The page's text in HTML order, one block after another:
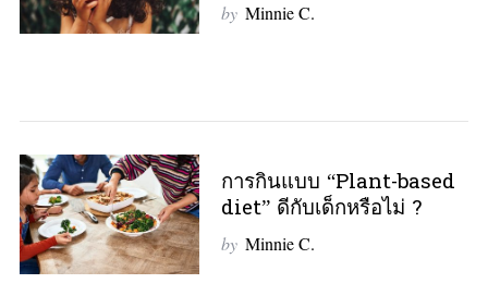
by Minnie C.
การกินแบบ “Plant-based
diet” ดีกับเด็กหรือไม่ ?
by Minnie C.